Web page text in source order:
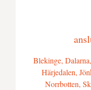
Blekinge,
Härjedalen,
Norrbotten,